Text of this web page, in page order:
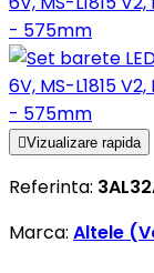
Vizualizare rapida
Referinta:
Marca: Altele